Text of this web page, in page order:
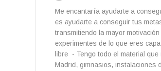
Me encantaría ayudarte a
es ayudarte a conseguir tus
transmitiendo la mayor
experimentes de lo que eres
libre - Tengo todo el material
Madrid, gimnasios, instalaciones